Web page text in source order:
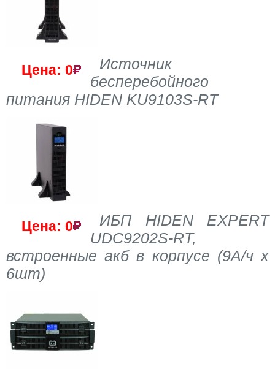
Цена: 0
Источник
бесперебойного
питания HIDEN KU9103S-RT
Цена: 0
ИБП HIDEN EXPERT
UDC9202S-RT,
встроенные акб в корпусе (9А/ч х
6шт)